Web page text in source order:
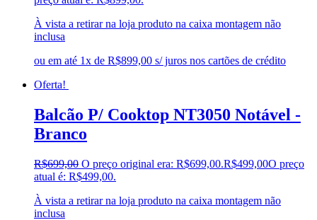
À vista a retirar na loja produto na caixa montagem não
inclusa
ou em até 1x de R$899,00 s/ juros nos cartões de crédito
Oferta!
Balcão P/ Cooktop NT3050 Notável -
Branco
R$699,00 O preço original era: R$699,00.R$499,00O preço
atual é: R$499,00.
À vista a retirar na loja produto na caixa montagem não
inclusa